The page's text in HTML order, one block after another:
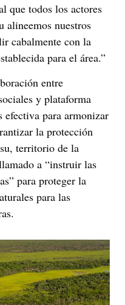
que todos los actores
alineemos nuestros
cabalmente con la
para el área.”
entre
y plataforma
para armonizar
la protección
territorio de la
a “instruir las
para proteger la
para las